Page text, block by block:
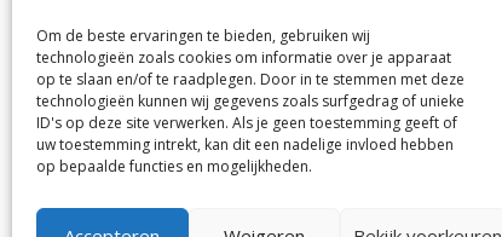
Om de beste ervaringen te bieden, gebruiken wij
technologieën zoals cookies om informatie over je apparaat
op te slaan en/of te raadplegen. Door in te stemmen met deze
technologieën kunnen wij gegevens zoals surfgedrag of unieke
ID's op deze site verwerken. Als je geen toestemming geeft of
uw toestemming intrekt, kan dit een nadelige invloed hebben
op bepaalde functies en mogelijkheden.